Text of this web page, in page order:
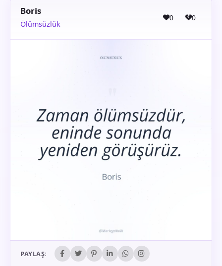
Boris
Ölümsüzlük
0 0
PAYLAŞ: